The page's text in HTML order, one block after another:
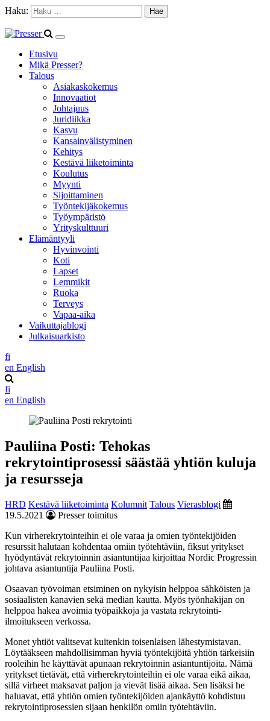
Haku:
Etusivu
Mikä Presser?
Talous
Asiakaskokemus
Innovaatiot
Johtajuus
Juridiikka
Kasvu
Kansainvälistyminen
Kehitys
Kestävä liiketoiminta
Koulutus
Myynti
Sijoittaminen
Työntekijäkokemus
Työympäristö
Yrityskulttuuri
Elämäntyyli
Hyvinvointi
Koti
Lapset
Lemmikit
Ruoka
Terveys
Vapaa-aika
Vaikuttajablogi
Julkaisuarkisto
fi
en English
fi
en English
Pauliina Posti: Tehokas
rekrytointiprosessi säästää yhtiön kuluja
ja resursseja
HRD Kestävä liiketoiminta Kolumnit Talous Vierasblogi
19.5.2021
Presser toimitus
Kun virherekrytointeihin ei ole varaa ja omien työntekijöiden
resurssit halutaan kohdentaa omiin työtehtäviin, fiksut yritykset
hyödyntävät rekrytoinnin asiantuntijaa kirjoittaa Nordic Progressin
johtava asiantuntija Pauliina Posti.
Osaavan työvoiman etsiminen on nykyisin helppoa sähköisten ja
sosiaalisten kanavien sekä median kautta. Myös työnhakijan on
helppoa hakea avoimia työpaikkoja ja vastata rekrytointi-
ilmoitukseen verkossa.
Monet yhtiöt valitsevat kuitenkin toisenlaisen lähestymistavan.
Löytääkseen mahdollisimman hyviä työntekijöitä yhtiön tärkeisiin
rooleihin he käyttävät apunaan rekrytoinnin asiantuntijoita. Nämä
yritykset tietävät, että virherekrytointeihin ei ole varaa eikä aikaa,
sillä virheet maksavat paljon ja vievät lisää aikaa. Sen lisäksi he
haluavat, että yhtiön omien työntekijöiden ajankäyttö kohdistuu
rekrytointiprosessien sijaan henkilön omiin työtehtäviin.